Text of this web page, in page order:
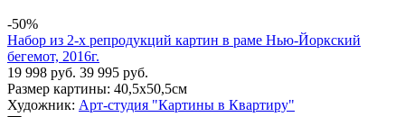
-50%
Набор из 2-х репродукций картин в раме Нью-Йоркский
бегемот, 2016г.
19 998 руб. 39 995 руб.
Размер картины: 40,5х50,5см
Художник: Арт-студия "Картины в Квартиру"